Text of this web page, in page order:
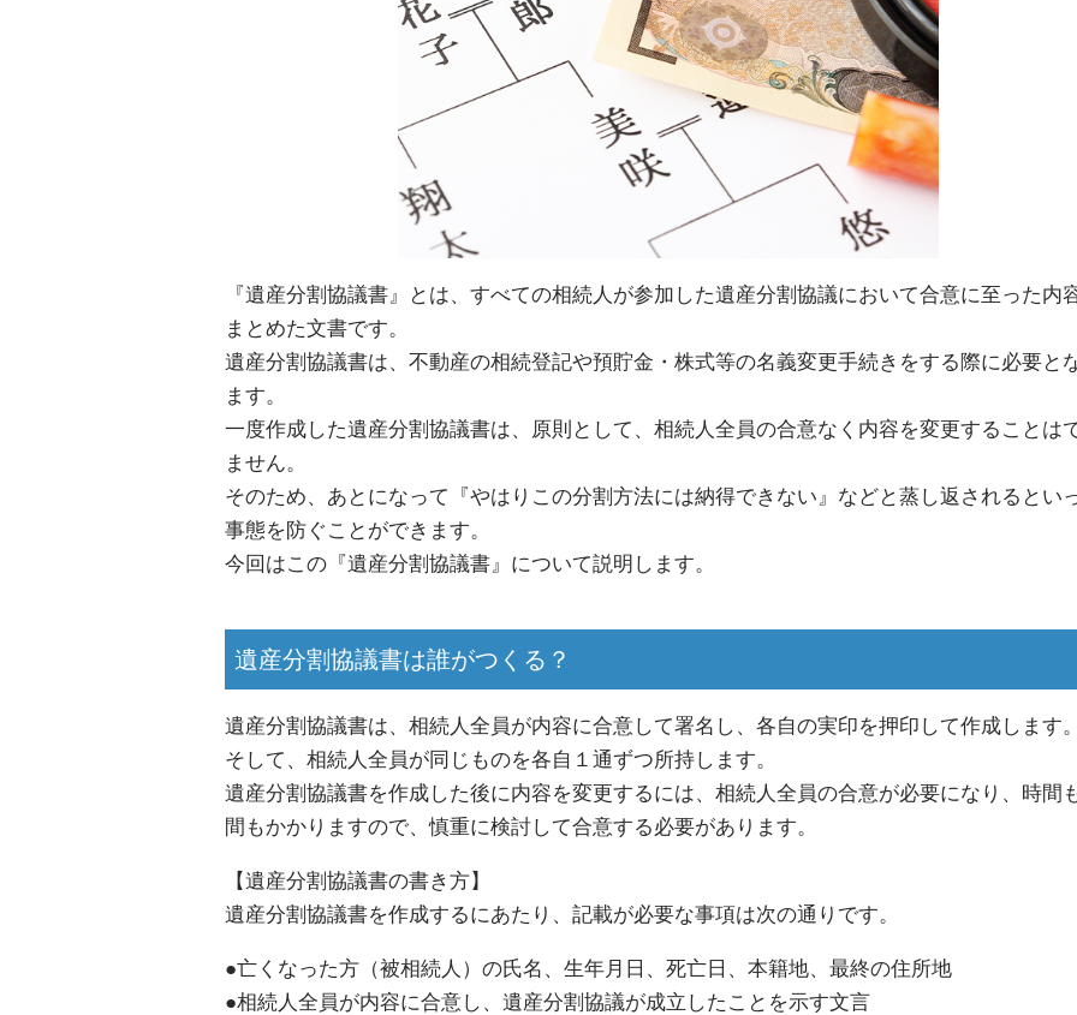
『遺産分割協議書』とは、すべての相続人が参加した遺産分割協議において合意に至った内
まとめた文書です。
遺産分割協議書は、不動産の相続登記や預貯金・株式等の名義変更手続きをする際に必要と
ます。
一度作成した遺産分割協議書は、原則として、相続人全員の合意なく内容を変更することは
ません。
そのため、あとになって『やはりこの分割方法には納得できない』などと蒸し返されるとい
事態を防ぐことができます。
今回はこの『遺産分割協議書』について説明します。
遺産分割協議書は誰がつくる？
遺産分割協議書は、相続人全員が内容に合意して署名し、各自の実印を押印して作成します。
そして、相続人全員が同じものを各自１通ずつ所持します。
遺産分割協議書を作成した後に内容を変更するには、相続人全員の合意が必要になり、時間
間もかかりますので、慎重に検討して合意する必要があります。
【遺産分割協議書の書き方】
遺産分割協議書を作成するにあたり、記載が必要な事項は次の通りです。
●亡くなった方（被相続人）の氏名、生年月日、死亡日、本籍地、最終の住所地
●相続人全員が内容に合意し、遺産分割協議が成立したことを示す文言